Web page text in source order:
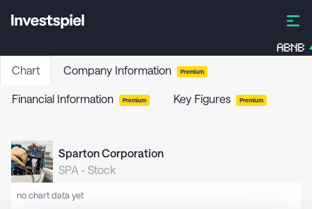
ABNB
Chart Company Information Premium
Financial Information Premium Key Figures Premium
Sparton Corporation
SPA - Stock
no chart data yet